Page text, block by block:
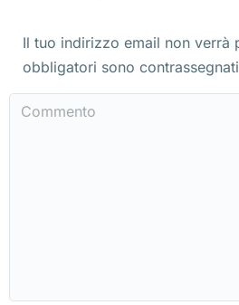
Il tuo indirizzo email non verrà
obbligatori sono contrassegnati
Commento